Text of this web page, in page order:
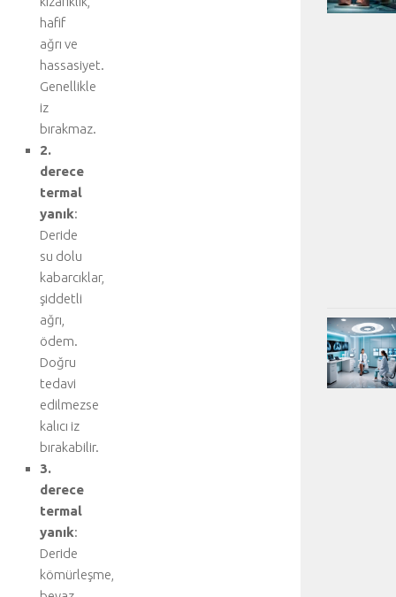
hafif
ağrı ve
hassasiyet.
Genellikle
iz
bırakmaz.
2.
derece
termal
yanık:
Deride
su dolu
kabarcıklar,
şiddetli
ağrı,
ödem.
Doğru
tedavi
edilmezse
kalıcı iz
bırakabilir.
3.
derece
termal
yanık:
Deride
kömürleşme,